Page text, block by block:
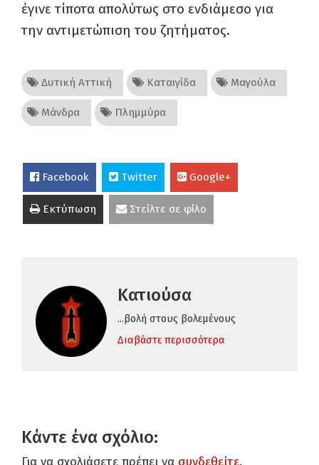
έγινε τίποτα απολύτως στο ενδιάμεσο για
την αντιμετώπιση του ζητήματος.
Δυτική Αττική Καταιγίδα Μαγούλα
Μάνδρα Πλημμύρα
Facebook Twitter Google+
Εκτύπωση Στείλτε σε φίλο
Κατιούσα
...βολή στους βολεμένους
Διαβάστε περισσότερα
Κάντε ένα σχόλιο:
Για να σχολιάσετε πρέπει να συνδεθείτε.